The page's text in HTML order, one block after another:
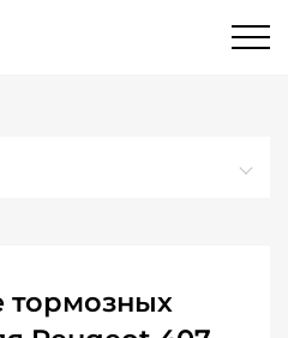
тормозных